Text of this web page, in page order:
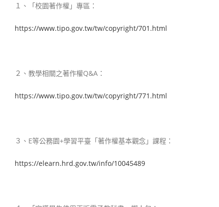
１、「校園著作權」專區：
https://www.tipo.gov.tw/tw/copyright/701.html
２、教學相關之著作權Q&A：
https://www.tipo.gov.tw/tw/copyright/771.html
３、E等公務園+學習平臺「著作權基本觀念」課程：
https://elearn.hrd.gov.tw/info/10045489